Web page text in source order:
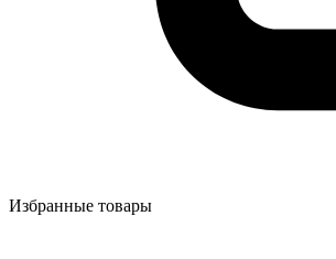
Избранные товары